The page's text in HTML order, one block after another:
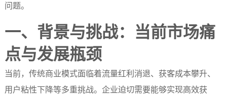
问题。
一、背景与挑战：当前市场痛
点与发展瓶颈
当前，传统商业模式面临着流量红利消退、获客成本攀升、
用户粘性下降等多重挑战。企业迫切需要能够实现高效获